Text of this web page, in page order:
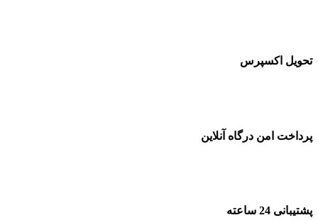
تحویل اکسپرس
پرداخت امن درگاه آنلاین
پشتیبانی 24 ساعته